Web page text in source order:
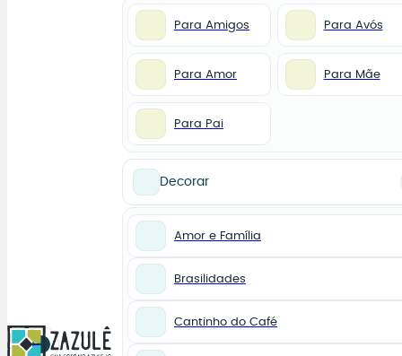
0
Para Amigos Para Avós
Para Amor Para Mãe
Para Pai
Decorar
Amor e Família
Brasilidades
Cantinho do Café